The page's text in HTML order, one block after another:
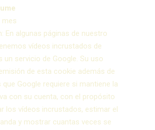
mes
En algunas páginas de nuestro
vídeos incrustados de
un servicio de Google. Su uso
de esta cookie además de
Google requiere si mantiene la
con su cuenta, con el propósito
los vídeos incrustados, estimar el
y mostrar cuantas veces se